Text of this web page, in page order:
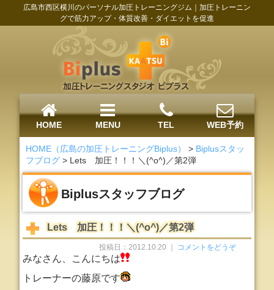
広島市西区横川のパーソナル加圧トレーニングジム｜加圧トレーニン
グで筋力アップ・体質改善・ダイエットを促進
HOME MENU TEL WEB予約
HOME（広島の加圧トレーニングBiplus） > Biplusスタッ
フブログ > Lets 加圧！！！＼(^o^)／第2弾
Biplusスタッフブログ
Lets 加圧！！！＼(^o^)／第2弾
投稿日：2012.10.20 ｜ コメントをどうぞ
みなさん、こんにちは
トレーナーの藤原です